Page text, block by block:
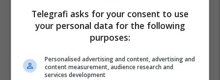
Telegrafi asks for your consent to use
your personal data for the following
purposes:
Personalised advertising and content, advertising and
content measurement, audience research and
services development